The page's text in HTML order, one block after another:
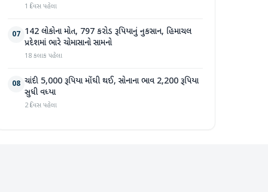
1 દિવસ પહેલા
07 142 લોકોના મોત, 797 કરોડ રૂપિયાનું નુકસાન, હિમાચલ
પ્રદેશમાં ભારે ચોમાસાનો સામનો
18 કલાક પહેલા
08 ચાંદી 5,000 રૂપિયા મોંઘી થઈ, સોનાના ભાવ 2,200 રૂપિયા
સુધી વધ્યા
2 દિવસ પહેલા